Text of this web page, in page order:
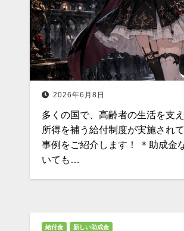
2026年6月8日
多くの国で、高齢者の生活を支
所得を補う給付制度が実施され
事例をご紹介します！ ＊助成金
いても…
給付金 新しい助成金